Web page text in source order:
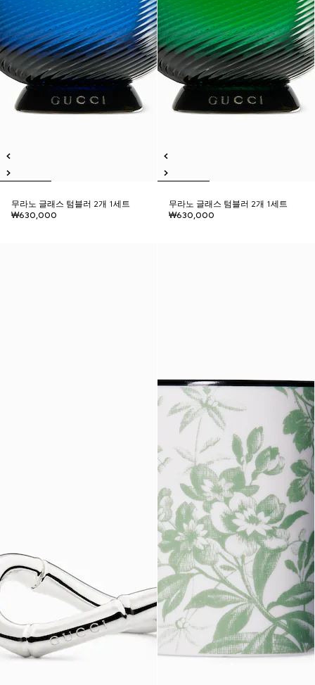
무라노 글래스 텀블러 2개 1세트
₩630,000
무라노 글래스 텀블러 2개 1세트
₩630,000